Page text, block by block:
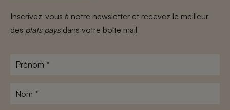
Inscrivez-vous à notre newsletter et recevez le meilleur
des plats paysdans votre boîte mail
Prénom
Nom